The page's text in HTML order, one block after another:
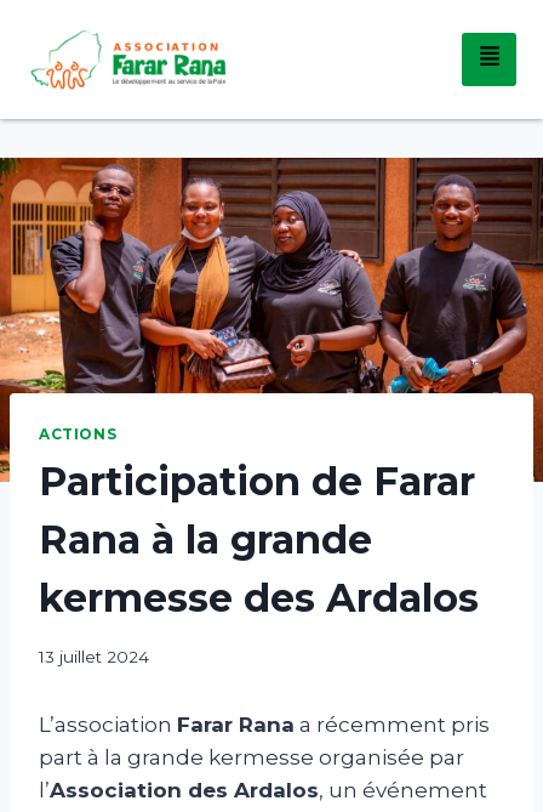
ACTIONS
Participation de Farar
Rana à la grande
kermesse des Ardalos
Par
13 juillet 2024
L’association Farar Rana a récemment pris
part à la grande kermesse organisée par
l’Association des Ardalos, un événement